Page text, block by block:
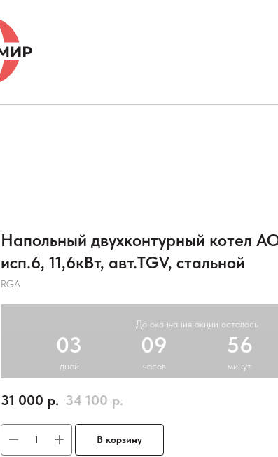
Напольный двухконтурный котел
исп.6, 11,6кВт, авт.TGV, стальной
RGA
До окончания акции осталось
03
дней
09
часов
56
минут
31 000 р. 34 100 р.
В корзину